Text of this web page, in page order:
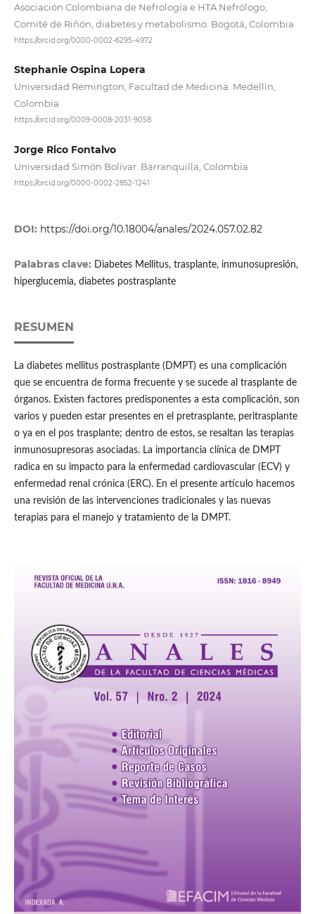
Asociación Colombiana de Nefrología e HTA Nefrólogo,
Comité de Riñón, diabetes y metabolismo. Bogotá, Colombia
https://orcid.org/0000-0002-6295-4972
Stephanie Ospina Lopera
Universidad Remington, Facultad de Medicina. Medellín,
Colombia
https://orcid.org/0009-0008-2031-9058
Jorge Rico Fontalvo
Universidad Simón Bolívar. Barranquilla, Colombia
https://orcid.org/0000-0002-2852-1241
DOI: https://doi.org/10.18004/anales/2024.057.02.82
Palabras clave:
Diabetes Mellitus, trasplante, inmunosupresión,
hiperglucemia, diabetes postrasplante
RESUMEN
La diabetes mellitus postrasplante (DMPT) es una complicación
que se encuentra de forma frecuente y se sucede al trasplante de
órganos. Existen factores predisponentes a esta complicación, son
varios y pueden estar presentes en el pretrasplante, peritrasplante
o ya en el pos trasplante; dentro de estos, se resaltan las terapias
inmunosupresoras asociadas. La importancia clínica de DMPT
radica en su impacto para la enfermedad cardiovascular (ECV) y
enfermedad renal crónica (ERC). En el presente artículo hacemos
una revisión de las intervenciones tradicionales y las nuevas
terapias para el manejo y tratamiento de la DMPT.